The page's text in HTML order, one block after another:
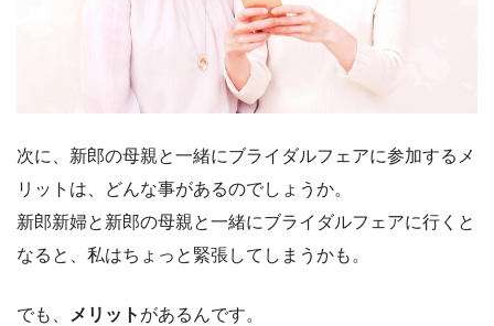
次に、新郎の母親と一緒にブライダルフェアに参加するメ
リットは、どんな事があるのでしょうか。
新郎新婦と新郎の母親と一緒にブライダルフェアに行くと
なると、私はちょっと緊張してしまうかも。
でも、 メリット があるんです。